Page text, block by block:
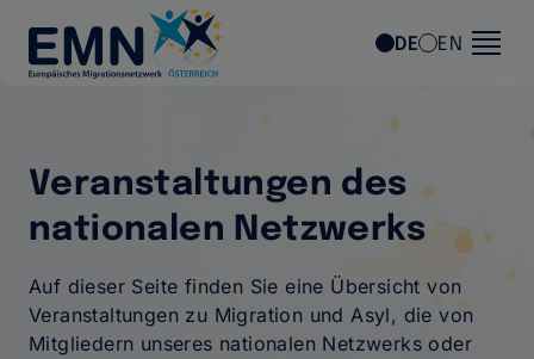
Direkt zum Inhalt
DE EN
Veranstaltungen des
nationalen Netzwerks
Auf dieser Seite finden Sie eine Übersicht von
Veranstaltungen zu Migration und Asyl, die von
Mitgliedern unseres nationalen Netzwerks oder